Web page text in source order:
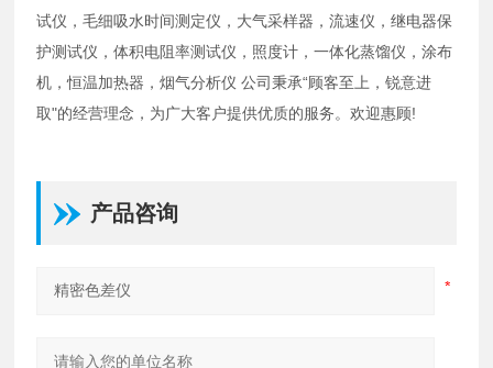
试仪，毛细吸水时间测定仪，大气采样器，流速仪，继电器保
护测试仪，体积电阻率测试仪，照度计，一体化蒸馏仪，涂布
机，恒温加热器，烟气分析仪 公司秉承“顾客至上，锐意进
取"的经营理念，为广大客户提供优质的服务。欢迎惠顾!
产品咨询